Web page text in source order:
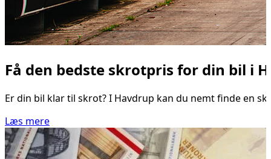
Få den bedste skrotpris for din bil i
Er din bil klar til skrot? I Havdrup kan du nemt finde en
Læs mere